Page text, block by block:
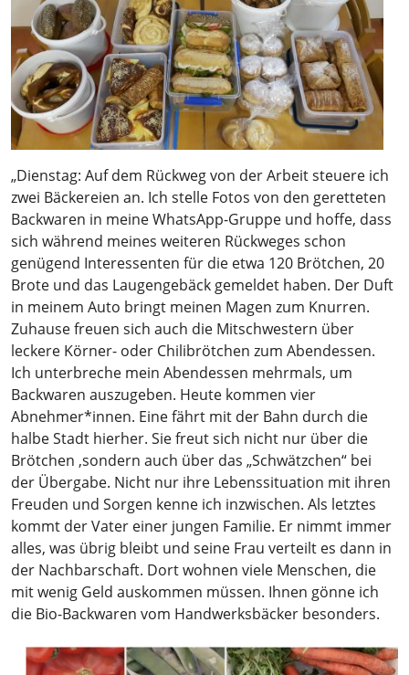
„Dienstag: Auf dem Rückweg von der Arbeit steuere ich
zwei Bäckereien an. Ich stelle Fotos von den geretteten
Backwaren in meine WhatsApp-Gruppe und hoffe, dass
sich während meines weiteren Rückweges schon
genügend Interessenten für die etwa 120 Brötchen, 20
Brote und das Laugengebäck gemeldet haben. Der Duft
in meinem Auto bringt meinen Magen zum Knurren.
Zuhause freuen sich auch die Mitschwestern über
leckere Körner- oder Chilibrötchen zum Abendessen.
Ich unterbreche mein Abendessen mehrmals, um
Backwaren auszugeben. Heute kommen vier
Abnehmer*innen. Eine fährt mit der Bahn durch die
halbe Stadt hierher. Sie freut sich nicht nur über die
Brötchen ,sondern auch über das „Schwätzchen“ bei
der Übergabe. Nicht nur ihre Lebenssituation mit ihren
Freuden und Sorgen kenne ich inzwischen. Als letztes
kommt der Vater einer jungen Familie. Er nimmt immer
alles, was übrig bleibt und seine Frau verteilt es dann in
der Nachbarschaft. Dort wohnen viele Menschen, die
mit wenig Geld auskommen müssen. Ihnen gönne ich
die Bio-Backwaren vom Handwerksbäcker besonders.